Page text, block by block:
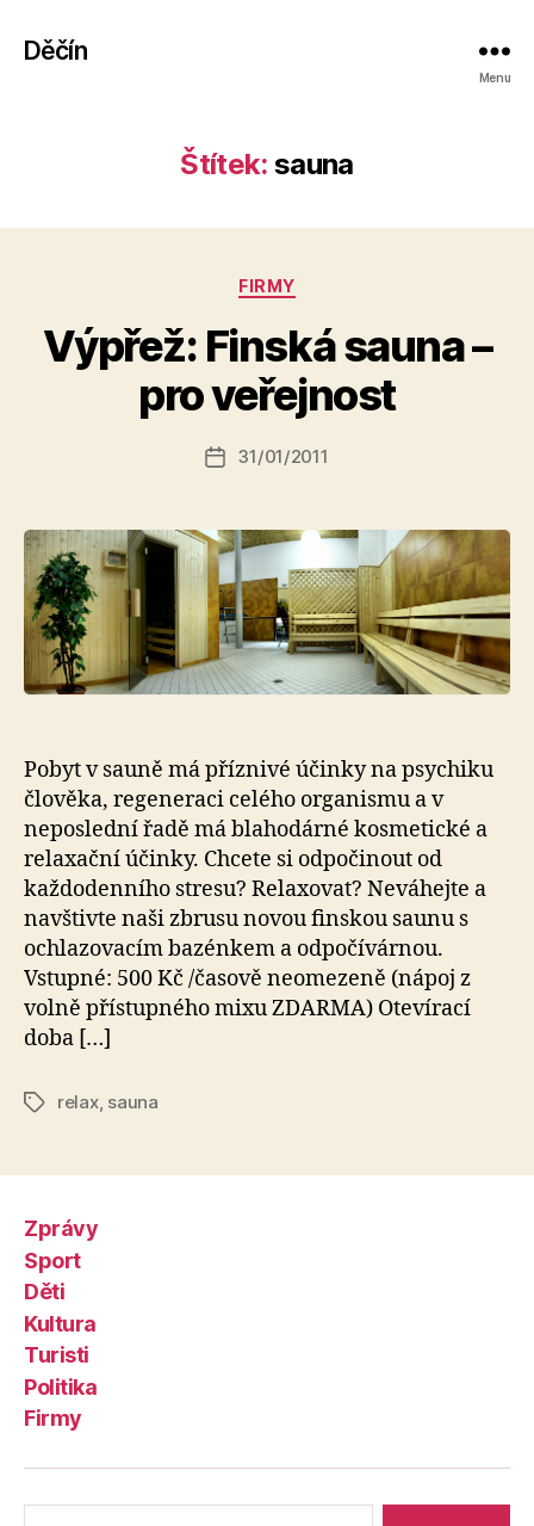
Děčín
Menu
Štítek: sauna
Rubriky
FIRMY
Výpřež: Finská sauna –
pro veřejnost
Autor
příspěvku
A
u
t
o
k
Datum
31/01/2011
Pobyt v sauně má příznivé účinky na psychiku
člověka, regeneraci celého organismu a v
neposlední řadě má blahodárné kosmetické a
relaxační účinky. Chcete si odpočinout od
každodenního stresu? Relaxovat? Neváhejte a
navštivte naši zbrusu novou finskou saunu s
ochlazovacím bazénkem a odpočívárnou.
Vstupné: 500 Kč /časově neomezeně (nápoj z
volně přístupného mixu ZDARMA) Otevírací
doba […]
Štítkyrelax, sauna
Zprávy
Sport
Děti
Kultura
Turisti
Politika
Firmy